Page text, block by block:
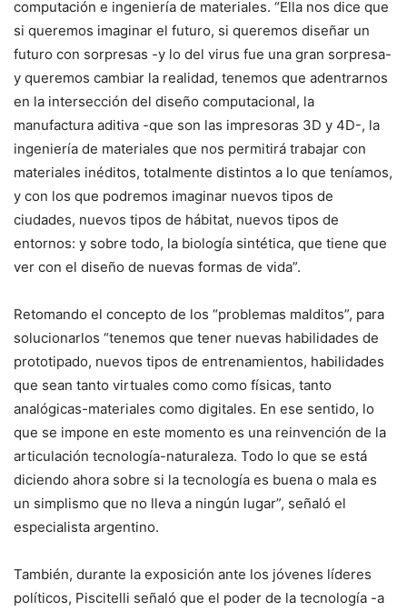
computación e ingeniería de materiales. “Ella nos dice que
si queremos imaginar el futuro, si queremos diseñar un
futuro con sorpresas -y lo del virus fue una gran sorpresa-
y queremos cambiar la realidad, tenemos que adentrarnos
en la intersección del diseño computacional, la
manufactura aditiva -que son las impresoras 3D y 4D-, la
ingeniería de materiales que nos permitirá trabajar con
materiales inéditos, totalmente distintos a lo que teníamos,
y con los que podremos imaginar nuevos tipos de
ciudades, nuevos tipos de hábitat, nuevos tipos de
entornos: y sobre todo, la biología sintética, que tiene que
ver con el diseño de nuevas formas de vida”.
Retomando el concepto de los “problemas malditos”, para
solucionarlos “tenemos que tener nuevas habilidades de
prototipado, nuevos tipos de entrenamientos, habilidades
que sean tanto virtuales como como físicas, tanto
analógicas-materiales como digitales. En ese sentido, lo
que se impone en este momento es una reinvención de la
articulación tecnología-naturaleza. Todo lo que se está
diciendo ahora sobre si la tecnología es buena o mala es
un simplismo que no lleva a ningún lugar”, señaló el
especialista argentino.
También, durante la exposición ante los jóvenes líderes
políticos, Piscitelli señaló que el poder de la tecnología -a